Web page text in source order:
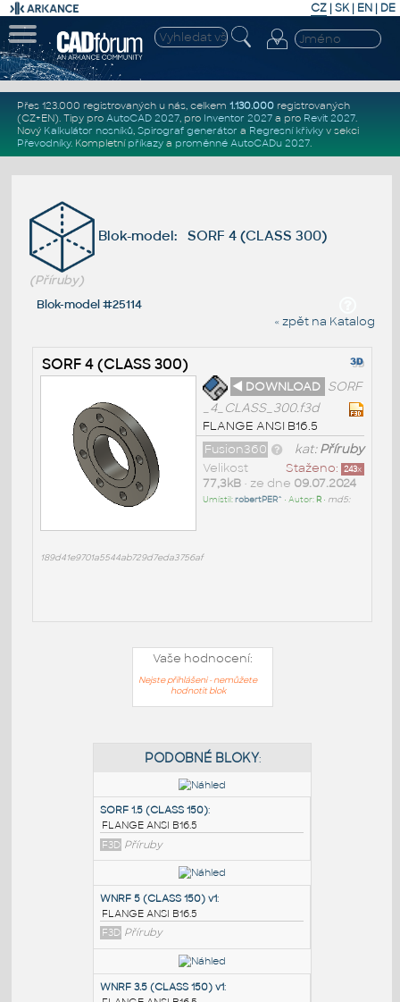
CZ | SK| EN | DE
Přes 123.000 registrovaných u nás, celkem 1.130.000registrovaných
(CZ+EN). Tipy pro AutoCAD 2027, pro Inventor 2027a pro Revit 2027.
Nový Kalkulátor nosníků, Spirograf generátor a Regresní křivkyv sekci
Převodníky. Kompletní příkazya proměnné AutoCADu 2027.
Blok-model: SORF 4 (CLASS 300)
(Příruby)
Blok-model #25114
« zpět na Katalog
SORF 4 (CLASS 300)
◄ DOWNLOAD SORF
_4_CLASS_300.f3d
FLANGE ANSI B16.5
kat:Příruby
Fusion360
Staženo: 243x
Velikost
77,3kB• ze dne 09.07.2024
Umístil:robertPER^ • Autor: R• md5:
189d41e9701a5544ab729d7eda3756af
Vaše hodnocení:
Nejste přihlášeni - nemůžete
hodnotit blok
PODOBNÉ BLOKY
SORF 1.5 (CLASS 150):
FLANGE ANSI B16.5
F3D Příruby